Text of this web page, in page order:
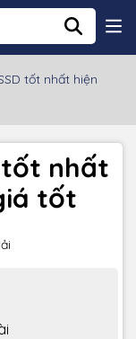
tốt nhất hiện
tốt nhất
tốt